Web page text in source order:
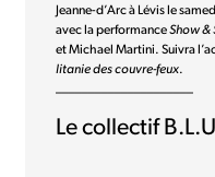
Jeanne-d’Arc à Lévis le
avec la performanceShow &
et Michael Martini. Suivra
litanie des couvre-feux.
_____________________
Le collectif